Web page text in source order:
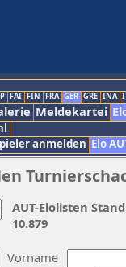
FAI FIN FRA GER GRE INA
Meldekartei
anmelden Elo
Vorname
AUT-Elolisten
10.879